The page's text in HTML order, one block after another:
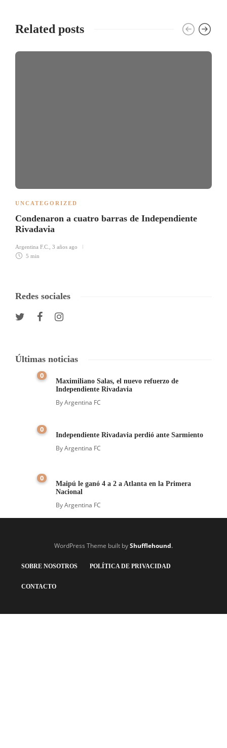
Related posts
UNCATEGORIZED
Condenaron a cuatro barras de Independiente
Rivadavia
Argentina F.C., 3 años ago
5 min
Redes sociales
Últimas noticias
0
Maximiliano Salas, el nuevo refuerzo de
Independiente Rivadavia
ByArgentina FC
0
Independiente Rivadavia perdió ante Sarmiento
ByArgentina FC
0
Maipú le ganó 4 a 2 a Atlanta en la Primera
Nacional
ByArgentina FC
WordPress Theme built byShufflehound.
SOBRE NOSOTROS POLÍTICA DE PRIVACIDAD
CONTACTO